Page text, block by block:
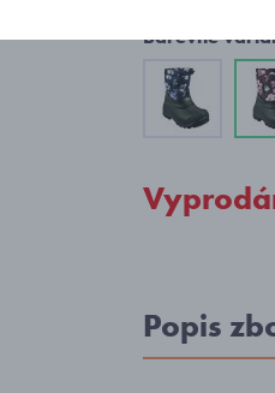
Barevné
Popis